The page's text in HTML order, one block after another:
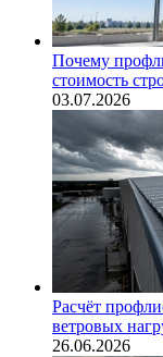
Почему
стоимость
03.07.2026
Расчёт
ветровых
26.06.2026